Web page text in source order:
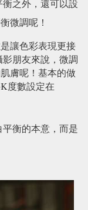
之外，還可以設
微調呢！
讓色彩表現更接
朋友來說，微調
膚呢！基本的做
K度數設定在
衡的本意，而是